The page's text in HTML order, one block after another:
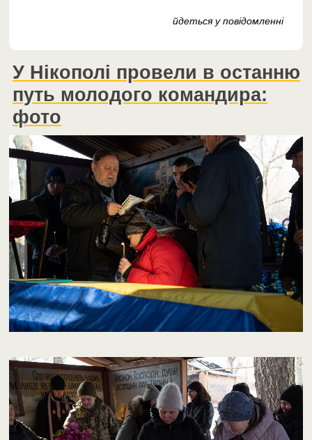
йдеться у повідомленні
У Нікополі провели в останню
путь молодого командира:
фото